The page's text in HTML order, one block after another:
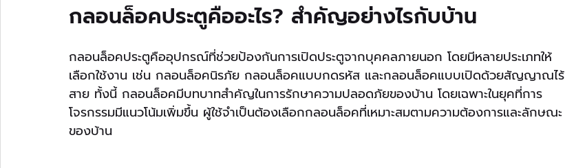
กลอนล็อคประตูคืออะไร? สำคัญอย่างไรกับบ้าน
กลอนล็อคประตูคืออุปกรณ์ที่ช่วยป้องกันการเปิดประตูจากบุคคลภายนอก โดยมีหลายประเภทให้
เลือกใช้งาน เช่น กลอนล็อคนิรภัย กลอนล็อคแบบกดรหัส และกลอนล็อคแบบเปิดด้วยสัญญาณไร้
สาย ทั้งนี้ กลอนล็อคมีบทบาทสำคัญในการรักษาความปลอดภัยของบ้าน โดยเฉพาะในยุคที่การ
โจรกรรมมีแนวโน้มเพิ่มขึ้น ผู้ใช้จำเป็นต้องเลือกกลอนล็อคที่เหมาะสมตามความต้องการและลักษณะ
ของบ้าน